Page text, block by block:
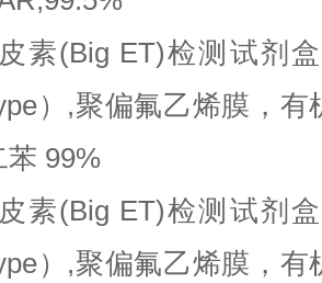
素(Big ET)检测试剂
）,聚偏氟乙烯膜，
苯 99%
素(Big ET)检测试剂
）,聚偏氟乙烯膜，